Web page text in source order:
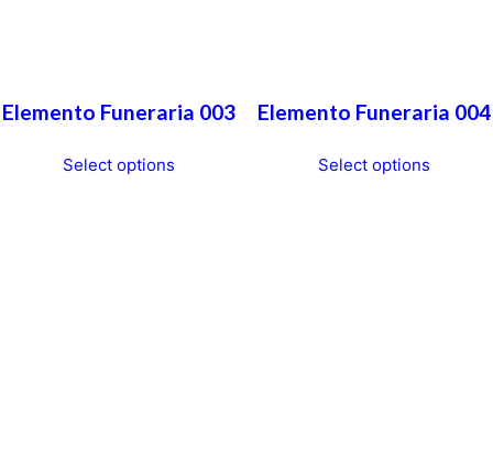
Elemento Funeraria 003
Select options
Elemento Funeraria 004
Select options